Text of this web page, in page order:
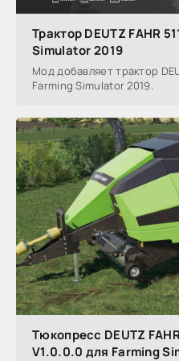
Трактор DEUTZ FAHR
Simulator 2019
Мод добавляет трактор
Farming Simulator 2019.
Тюкопресс DEUTZ
V1.0.0.0 для Farming